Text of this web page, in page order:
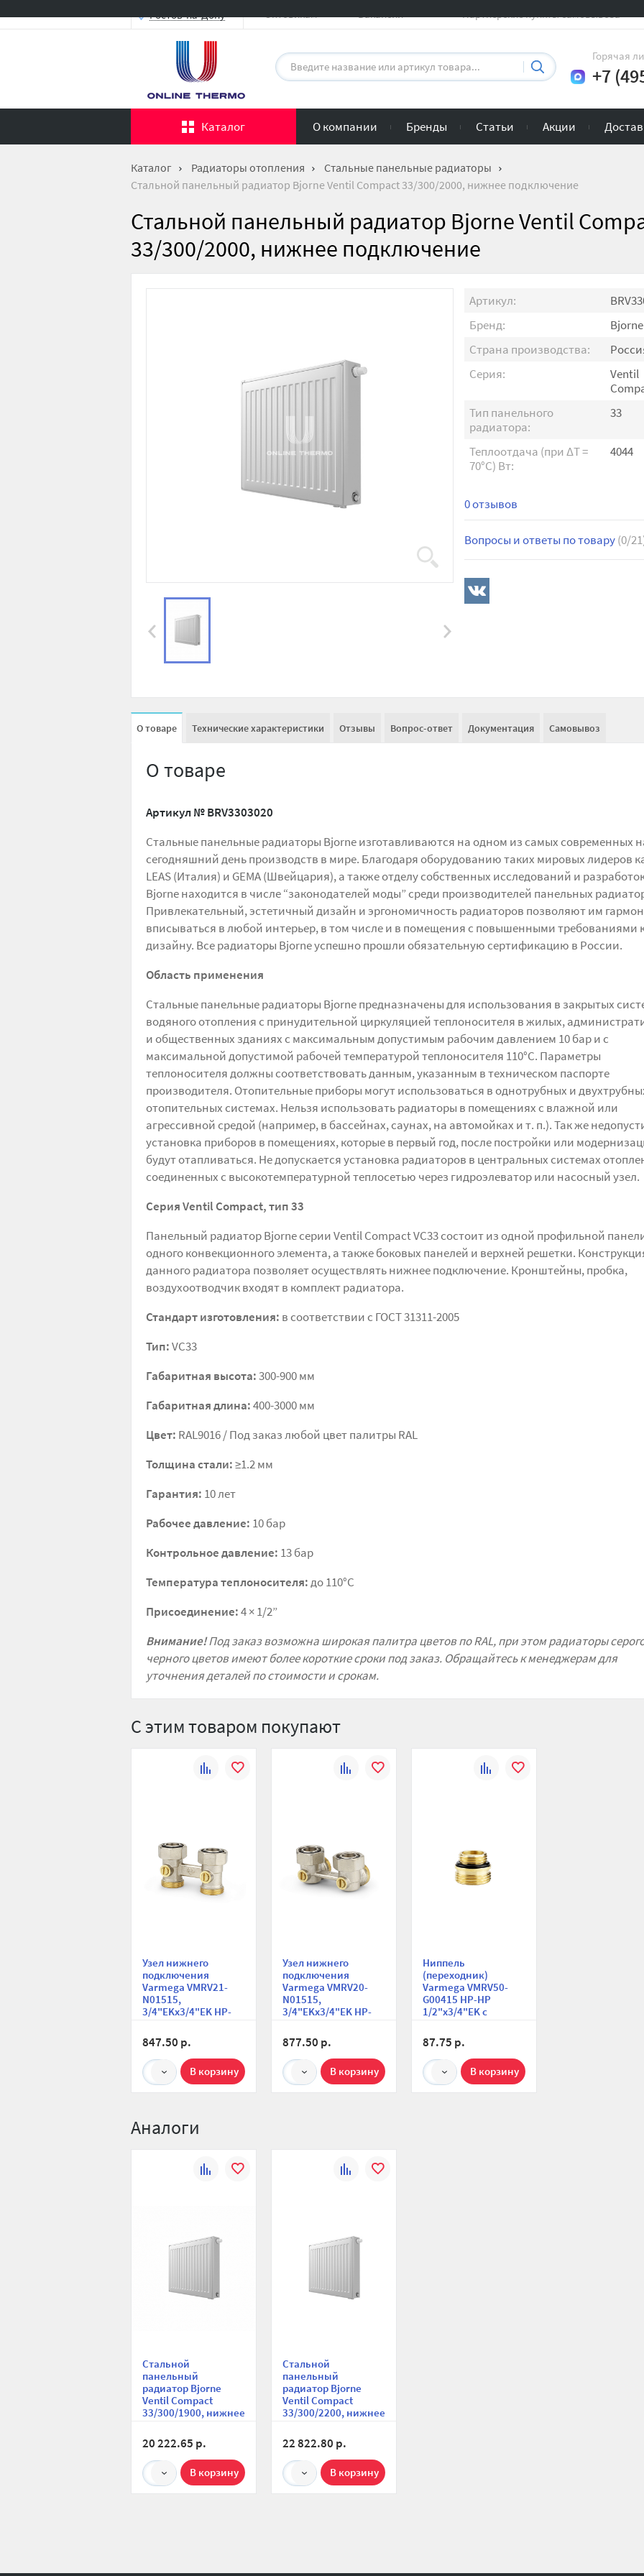
Ростов-на-Дону Оптовикам Вакансии Партнерские пункты самовывоза
Горячая
+7
Каталог О компании Бренды Статьи Акции
Каталог Радиаторы отопления
Стальные панельные радиаторы
Стальной панельный радиатор Bjorne Ventil Compact 33/300/2000, нижнее подключение
Стальной панельный радиатор Bjorne Ventil
33/300/2000, нижнее подключение
Артикул:
Бренд:
Bjorne
Страна производства:
Серия:
Ventil
Тип панельного
радиатора:
33
Теплоотдача (при ∆T =
70°C) Вт:
4044
0 отзывов
Вопросы и ответы по товару(0/
О товаре Технические характеристики Отзывы Вопрос-ответ Документация Самовывоз
О товаре
Артикул №BRV3303020
Стальные панельные радиаторы Bjorne изготавливаются на одном из самых современных
сегодняшний день производств в мире. Благодаря оборудованию таких мировых лидеров
LEAS (Италия) и GEMA (Швейцария), а также отделу собственных исследований и
Bjorne находится в числе “законодателей моды” среди производителей панельных
Привлекательный, эстетичный дизайн и эргономичность радиаторов позволяют им
вписываться в любой интерьер, в том числе и в помещения с повышенными требованиями
дизайну. Все радиаторы Bjorne успешно прошли обязательную сертификацию в России.
Область применения
Стальные панельные радиаторы Bjorne предназначены для использования в закрытых
водяного отопления с принудительной циркуляцией теплоносителя в жилых,
и общественных зданиях с максимальным допустимым рабочим давлением 10 бар и с
максимальной допустимой рабочей температурой теплоносителя 110°C. Параметры
теплоносителя должны соответствовать данным, указанным в техническом паспорте
производителя. Отопительные приборы могут использоваться в однотрубных и
отопительных системах. Нельзя использовать радиаторы в помещениях с влажной или
агрессивной средой (например, в бассейнах, саунах, на автомойках и т. п.). Так же
установка приборов в помещениях, которые в первый год, после постройки или
будут отапливаться. Не допускается установка радиаторов в центральных системах
соединенных с высокотемпературной теплосетью через гидроэлеватор или насосный узел.
Серия Ventil Сompact, тип 33
Панельный радиатор Bjorne серии Ventil Compact VC33 состоит из одной профильной
одного конвекционного элемента, а также боковых панелей и верхней решетки.
данного радиатора позволяет осуществлять нижнее подключение. Кронштейны, пробка,
воздухоотводчик входят в комплект радиатора.
Стандарт изготовления: в соответствии с ГОСТ 31311-2005
Тип:VC33
Габаритная высота:300-900 мм
Габаритная длина:400-3000 мм
Цвет: RAL9016 / Под заказ любой цвет палитры RAL
Толщина стали:≥1.2 мм
Гарантия: 10 лет
Рабочее давление: 10 бар
Контрольное давление: 13 бар
Температура теплоносителя:до 110°С
Присоединение:4 × 1/2”
Внимание!Под заказ возможна широкая палитра цветов по RAL, при этом радиаторы
черного цветов имеют более короткие сроки под заказ. Обращайтесь к менеджерам для
уточнения деталей по стоимости и срокам.
С этим товаром покупают
Узел нижнего
подключения
Varmega VMRV21-
N01515,
3/4"EKх3/4"EK НР-
двухтрубных систем
847.50 р.
1
Узел нижнего
подключения
Varmega VMRV20-
N01515,
3/4"EKх3/4"EK НР-
двухтрубных систем
877.50 р.
1
Ниппель
(переходник)
Varmega VMRV50-
G00415 НР-НР
1/2"х3/4"EK с
для узлов нижнего
подключения,
комплект 1 шт.
87.75 р.
1
Аналоги
Стальной
панельный
радиатор Bjorne
Ventil Compact
33/300/1900, нижнее
20 222.65 р.
1
Стальной
панельный
радиатор Bjorne
Ventil Compact
33/300/2200, нижнее
22 822.80 р.
1